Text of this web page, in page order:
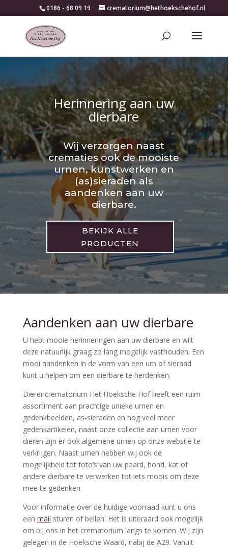
0186 - 68 09 19 crematorium@hethoekschehof.nl
Herinnering aan uw
dierbare
Wij verzorgen naast
crematies ook de mooiste
urnen, kunstwerken en
(as)sieraden als
aandenken aan uw
dierbare.
BEKIJK ALLE
PRODUCTEN
Aandenken aan uw dierbare
U hebt mooie herinneringen aan uw dierbare en wilt
deze natuurlijk graag zo lang mogelijk vasthouden. Een
mooi aandenken in de vorm van een urn of sieraad
kunt u helpen om een dierbare te herdenken.
Dierencrematorium Het Hoeksche Hof heeft een ruim
assortiment aan prachtige unieke urnen en
gedenkbeelden, as-sieraden en nog veel meer
gedenkartikelen, naast onze collectie aan urnen voor
dieren zijn er ook algemene urnen op onze website te
verkrijgen. Naast urnen hebben wij ook de
mogelijkheid tot foto’s van uw paard, hond, kat of
andere dierbare te verwerken tot iets moois om deze
mee te gedenken.
Voor informatie over de huidige voorraad kunt u ons
een mail sturen of bellen. Het is uiteraard ook mogelijk
om bij ons in het crematorium langs te komen. Wij zijn
gelegen in de Hoeksche Waard, nabij de A29. Vanuit